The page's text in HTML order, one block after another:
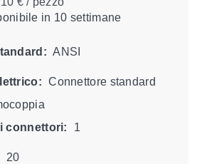
in 10 settimane
ANSI
Connettore standard
connettori:
1
20